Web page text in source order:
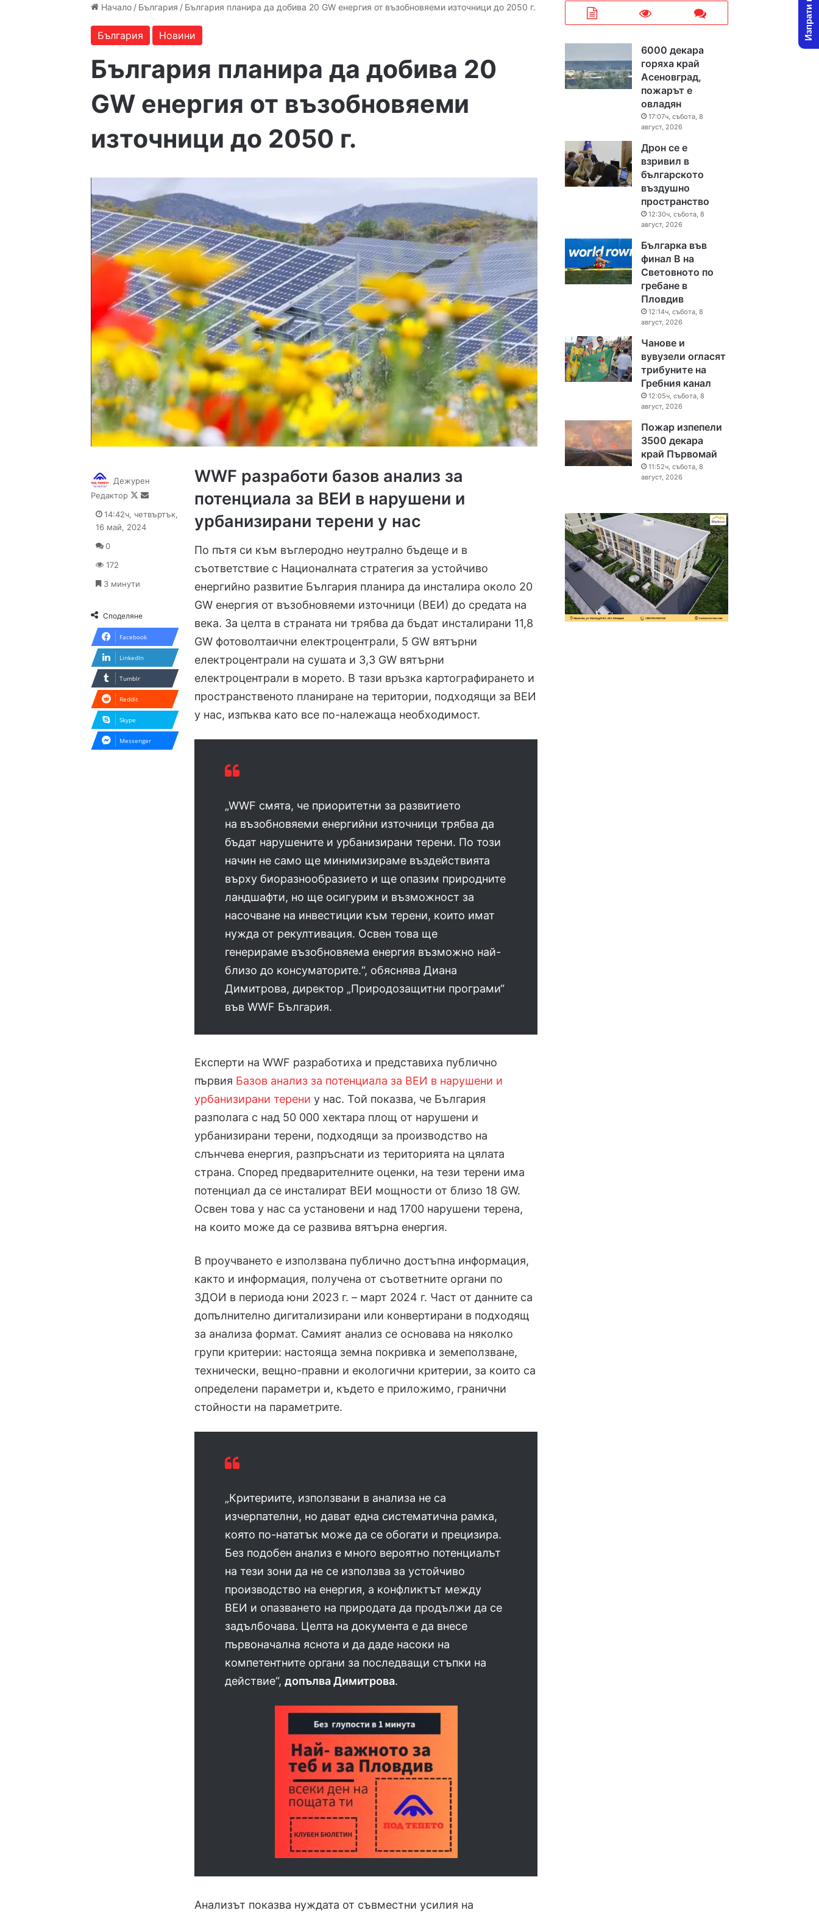
Начало / България / България планира да добива 20 GW енергия от възобновяеми източници до 2050 г.
България Новини
България планира да добива 20
GW енергия от възобновяеми
източници до 2050 г.
WWF разработи базов анализ за
потенциала за ВЕИ в нарушени и
урбанизирани терени у нас
По пътя си към въглеродно неутрално бъдеще и в
съответствие с Националната стратегия за устойчиво
енергийно развитие България планира да инсталира около 20
GW енергия от възобновяеми източници (ВЕИ) до средата на
века. За целта в страната ни трябва да бъдат инсталирани 11,8
GW фотоволтаични електроцентрали, 5 GW вятърни
електроцентрали на сушата и 3,3 GW вятърни
електроцентрали в морето. В тази връзка картографирането и
пространственото планиране на територии, подходящи за ВЕИ
у нас, изпъква като все по-належаща необходимост.
„WWF смята, че приоритетни за развитието
на възобновяеми енергийни източници трябва да
бъдат нарушените и урбанизирани терени. По този
начин не само ще минимизираме въздействията
върху биоразнообразието и ще опазим природните
ландшафти, но ще осигурим и възможност за
насочване на инвестиции към терени, които имат
нужда от рекултивация. Освен това ще
генерираме възобновяема енергия възможно най-
близо до консуматорите.“, обяснява Диана
Димитрова, директор „Природозащитни програми“
във WWF България.
Експерти на WWF разработиха и представиха публично
първия Базов анализ за потенциала за ВЕИ в нарушени и
урбанизирани терени у нас. Той показва, че България
разполага с над 50 000 хектара площ от нарушени и
урбанизирани терени, подходящи за производство на
слънчева енергия, разпръснати из територията на цялата
страна. Според предварителните оценки, на тези терени има
потенциал да се инсталират ВЕИ мощности от близо 18 GW.
Освен това у нас са установени и над 1700 нарушени терена,
на които може да се развива вятърна енергия.
В проучването е използвана публично достъпна информация,
както и информация, получена от съответните органи по
ЗДОИ в периода юни 2023 г. – март 2024 г. Част от данните са
допълнително дигитализирани или конвертирани в подходящ
за анализа формат. Самият анализ се основава на няколко
групи критерии: настояща земна покривка и земеползване,
технически, вещно-правни и екологични критерии, за които са
определени параметри и, където е приложимо, гранични
стойности на параметрите.
„Критериите, използвани в анализа не са
изчерпателни, но дават една систематична рамка,
която по-нататък може да се обогати и прецизира.
Без подобен анализ е много вероятно потенциалът
на тези зони да не се използва за устойчиво
производство на енергия, а конфликтът между
ВЕИ и опазването на природата да продължи да се
задълбочава. Целта на документа е да внесе
първоначална яснота и да даде насоки на
компетентните органи за последващи стъпки на
действие“,допълва Димитрова.
Анализът показва нуждата от съвместни усилия на
Дежурен
Редактор
Follow
X
Send
email
14:42ч, четвъртък,
16 май, 2024
0
172
3 минути
Споделяне
Facebook
LinkedIn
Tumblr
Reddit
Skype
Messenger
6000 декара
горяха край
Асеновград,
пожарът е
овладян
17:07ч, събота, 8
август, 2026
Дрон се е
взривил в
българското
въздушно
пространство
12:30ч, събота, 8
август, 2026
Българка във
финал B на
Световното по
гребане в
Пловдив
12:14ч, събота, 8
август, 2026
Чанове и
вувузели огласят
трибуните на
Гребния канал
12:05ч, събота, 8
август, 2026
Пожар изпепели
3500 декара
край Първомай
11:52ч, събота, 8
август, 2026